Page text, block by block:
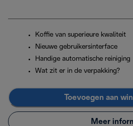
Koffie van superieure kwaliteit
Nieuwe gebruikersinterface
Handige automatische reiniging
Wat zit er in de verpakking?
Toevoegen aan
Meer